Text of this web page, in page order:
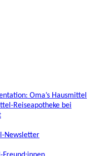
Oma’s Hausmittel
Reiseapotheke bei
Newsletter